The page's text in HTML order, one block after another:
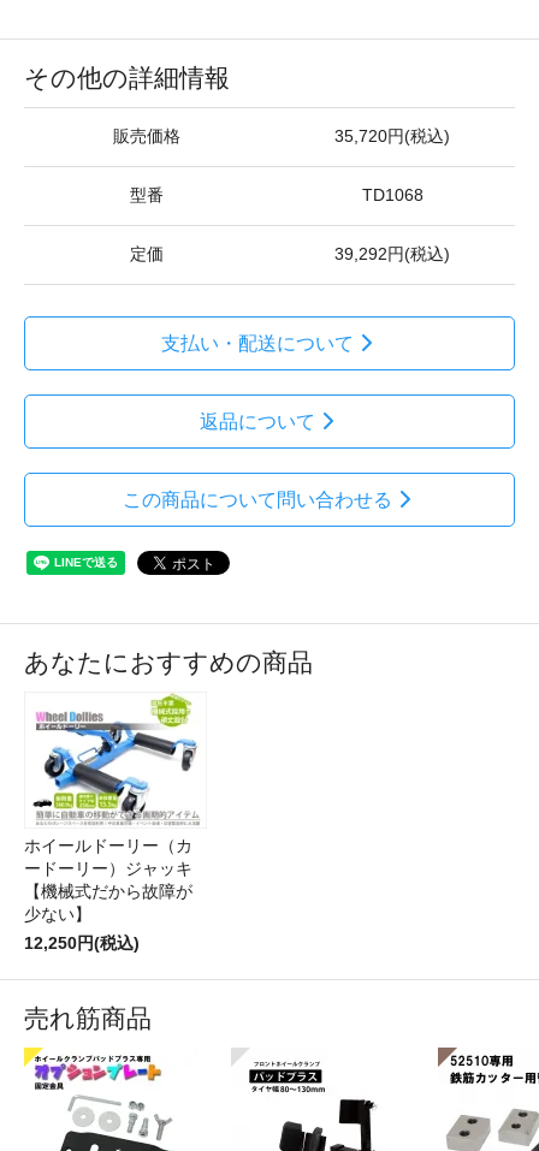
その他の詳細情報
販売価格 35,720円(税込)
型番 TD1068
定価 39,292円(税込)
支払い・配送について
返品について
この商品について問い合わせる
あなたにおすすめの商品
ホイールドーリー（カ
ードーリー）ジャッキ
【機械式だから故障が
少ない】
12,250円(税込)
売れ筋商品